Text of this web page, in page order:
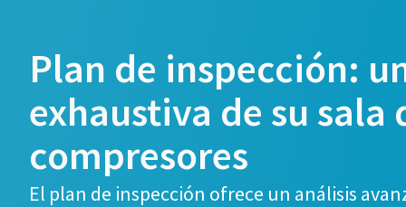
Plan de inspección:
exhaustiva de su sala
compresores
El plan de inspección ofrece un análisis